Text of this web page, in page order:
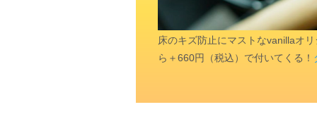
床のキズ防止にマストなvanillaオ
ら＋660円（税込）で付いてくる！